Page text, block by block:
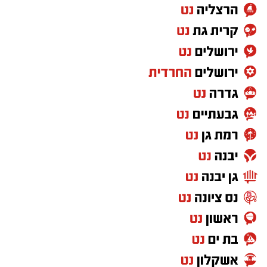
יש לכם מידע חשוב שטרם נחשף? צילומים מאירוע
חדשותי? מצאתם טעות בכתבה? נשמח שתשתפו
אותנו
1/4 כוס שמן (או חמאה מומסת)
1 כוס חלב
1 כף אבקת אפייה
קורט מלח
למילוי:
1/2 כוס
1/2 כוס
ממרח טחינה בטעם שוקולד ללא תוספת
סוכר של "אחוה
אופן ההכנה: